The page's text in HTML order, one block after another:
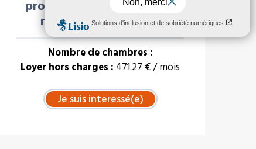
proximité (école, collège,
médecin, pharmacie
Nombre de chambres :
Loyer hors charges : 471.27 € / mois